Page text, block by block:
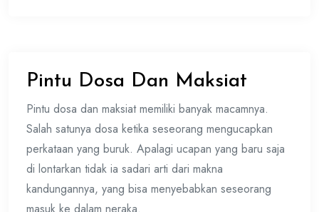
Pintu Dosa Dan Maksiat
Pintu dosa dan maksiat memiliki banyak macamnya.
Salah satunya dosa ketika seseorang mengucapkan
perkataan yang buruk. Apalagi ucapan yang baru saja
di lontarkan tidak ia sadari arti dari makna
kandungannya, yang bisa menyebabkan seseorang